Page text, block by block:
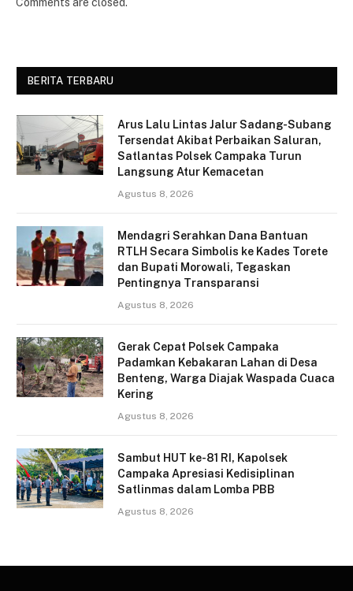
BERITA TERBARU
Arus Lalu Lintas Jalur Sadang-Subang
Tersendat Akibat Perbaikan Saluran,
Satlantas Polsek Campaka Turun
Langsung Atur Kemacetan
Agustus 8, 2026
Mendagri Serahkan Dana Bantuan
RTLH Secara Simbolis ke Kades Torete
dan Bupati Morowali, Tegaskan
Pentingnya Transparansi
Agustus 8, 2026
Gerak Cepat Polsek Campaka
Padamkan Kebakaran Lahan di Desa
Benteng, Warga Diajak Waspada Cuaca
Kering
Agustus 8, 2026
Sambut HUT ke-81 RI, Kapolsek
Campaka Apresiasi Kedisiplinan
Satlinmas dalam Lomba PBB
Agustus 8, 2026